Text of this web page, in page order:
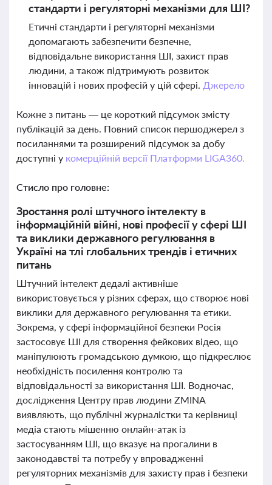
стандарти і регуляторні механізми для ШІ?
Етичні стандарти і регуляторні механізми
допомагають забезпечити безпечне,
відповідальне використання ШІ, захист прав
людини, а також підтримують розвиток
інновацій і нових професій у цій сфері. Джерело
Кожне з питань — це короткий підсумок змісту
публікацій за день. Повний список першоджерел з
посиланнями та розширений підсумок за добу
доступні у комерційній версії Платформи LIGA360.
Стисло про головне:
Зростання ролі штучного інтелекту в
інформаційній війні, нові професії у сфері ШІ
та виклики державного регулювання в
Україні на тлі глобальних трендів і етичних
питань
Штучний інтелект дедалі активніше
використовується у різних сферах, що створює нові
виклики для державного регулювання та етики.
Зокрема, у сфері інформаційної безпеки Росія
застосовує ШІ для створення фейкових відео, що
маніпулюють громадською думкою, що підкреслює
необхідність посилення контролю та
відповідальності за використання ШІ. Водночас,
дослідження Центру прав людини ZMINA
виявляють, що публічні журналістки та керівниці
медіа стають мішенню онлайн-атак із
застосуванням ШІ, що вказує на прогалини в
законодавстві та потребу у впровадженні
регуляторних механізмів для захисту прав і безпеки